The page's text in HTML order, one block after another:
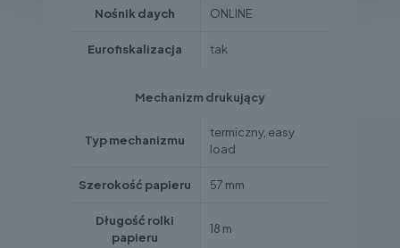
Nośnik daych ONLINE
Eurofiskalizacja tak
Mechanizm drukujący
Typ mechanizmu
termiczny, easy
load
Szerokość papieru 57 mm
Długość rolki
papieru
18 m